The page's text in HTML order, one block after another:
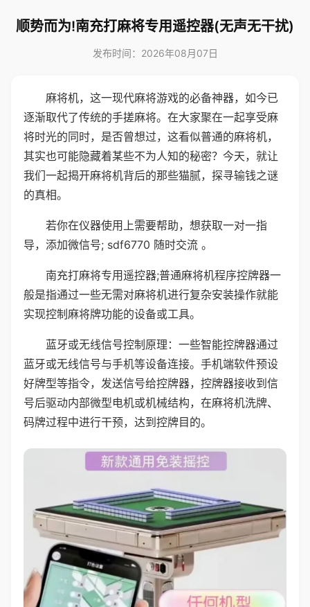
顺势而为!南充打麻将专用遥控器(无声无干扰)
发布时间：2026年08月07日
麻将机，这一现代麻将游戏的必备神器，如今已
逐渐取代了传统的手搓麻将。在大家聚在一起享受麻
将时光的同时，是否曾想过，这看似普通的麻将机，
其实也可能隐藏着某些不为人知的秘密？今天，就让
我们一起揭开麻将机背后的那些猫腻，探寻输钱之谜
的真相。
若你在仪器使用上需要帮助，想获取一对一指
导，添加微信号; sdf6770 随时交流 。
南充打麻将专用遥控器;普通麻将机程序控牌器一
般是指通过一些无需对麻将机进行复杂安装操作就能
实现控制麻将牌功能的设备或工具。
蓝牙或无线信号控制原理：一些智能控牌器通过
蓝牙或无线信号与手机等设备连接。手机端软件预设
好牌型等指令，发送信号给控牌器，控牌器接收到信
号后驱动内部微型电机或机械结构，在麻将机洗牌、
码牌过程中进行干预，达到控牌目的。